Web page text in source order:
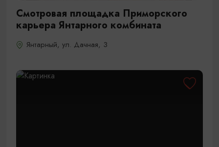
Смотровая площадка Приморского
карьера Янтарного комбината
Янтарный, ул. Дачная, 3